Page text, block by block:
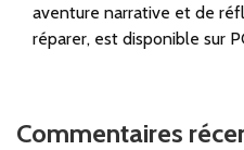
aventure narrative et de
réparer, est disponible sur
Commentaires